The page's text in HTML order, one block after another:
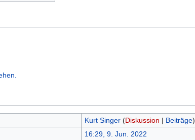
Kurt Singer (Diskussion | Beiträge)
16:29, 9. Jun. 2022